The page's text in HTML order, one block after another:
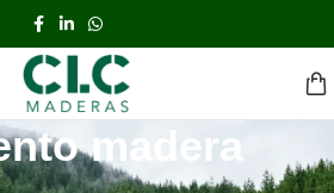
madera